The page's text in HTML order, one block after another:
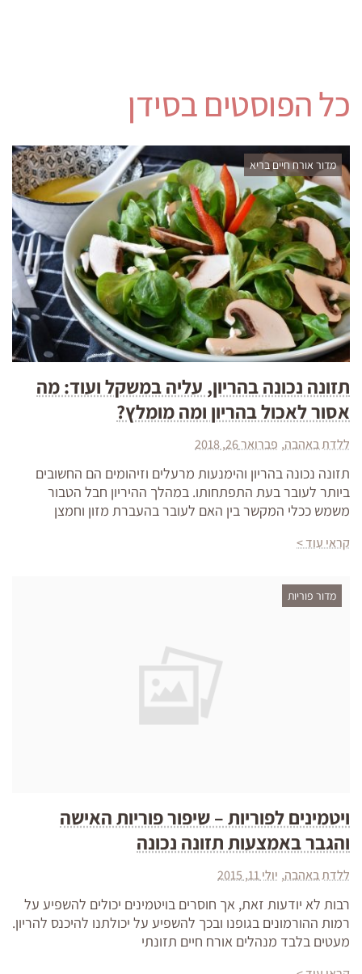
כל הפוסטים בסידן
מדור אורח חיים בריא
תזונה נכונה בהריון, עליה במשקל ועוד: מה
אסור לאכול בהריון ומה מומלץ?
ללדת באהבה פברואר 26, 2018
תזונה נכונה בהריון והימנעות מרעלים וזיהומים הם החשובים
ביותר לעובר בעת התפתחותו. במהלך ההיריון חבל הטבור
משמש ככלי המקשר בין האם לעובר בהעברת מזון וחמצן
קראי עוד >
מדור פוריות
ויטמינים לפוריות – שיפור פוריות האישה
והגבר באמצעות תזונה נכונה
ללדת באהבה יולי 11, 2015
רבות לא יודעות זאת, אך חוסרים בויטמינים יכולים להשפיע על
רמות ההורמונים בגופנו ובכך להשפיע על יכולתנו להיכנס להריון.
מעטים בלבד מנהלים אורח חיים תזונתי